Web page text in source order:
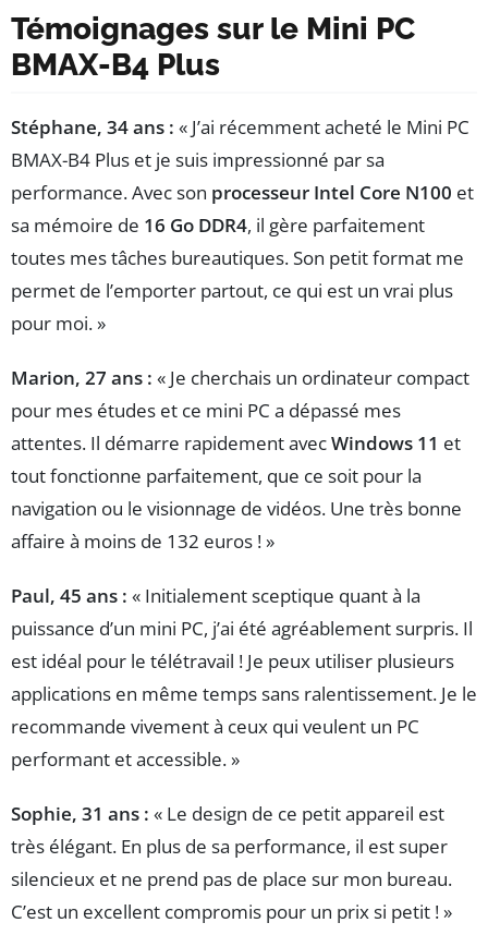
Témoignages sur le Mini PC
BMAX-B4 Plus
Stéphane, 34 ans : « J’ai récemment acheté le Mini PC
BMAX-B4 Plus et je suis impressionné par sa
performance. Avec son processeur Intel Core N100 et
sa mémoire de 16 Go DDR4, il gère parfaitement
toutes mes tâches bureautiques. Son petit format me
permet de l’emporter partout, ce qui est un vrai plus
pour moi. »
Marion, 27 ans : « Je cherchais un ordinateur compact
pour mes études et ce mini PC a dépassé mes
attentes. Il démarre rapidement avecWindows 11 et
tout fonctionne parfaitement, que ce soit pour la
navigation ou le visionnage de vidéos. Une très bonne
affaire à moins de 132 euros ! »
Paul, 45 ans : « Initialement sceptique quant à la
puissance d’un mini PC, j’ai été agréablement surpris. Il
est idéal pour le télétravail ! Je peux utiliser plusieurs
applications en même temps sans ralentissement. Je le
recommande vivement à ceux qui veulent un PC
performant et accessible. »
Sophie, 31 ans : « Le design de ce petit appareil est
très élégant. En plus de sa performance, il est super
silencieux et ne prend pas de place sur mon bureau.
C’est un excellent compromis pour un prix si petit ! »